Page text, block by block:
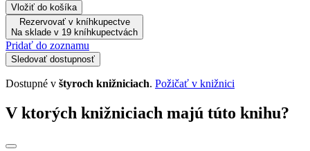
Vložiť do košíka
Rezervovať v kníhkupectve
Na sklade v 19 kníhkupectvách
Pridať do zoznamu
Sledovať dostupnosť
Dostupné v štyroch knižniciach. Požičať v knižnici
V ktorých knižniciach majú túto knihu?